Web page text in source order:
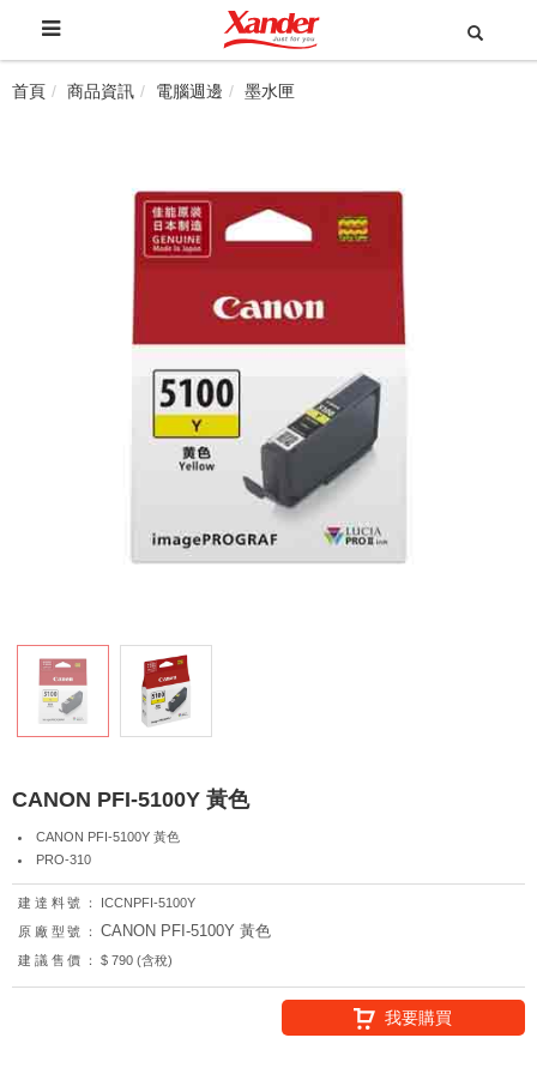
首頁 商品資訊 電腦週邊 墨水匣
CANON PFI-5100Y 黃色
CANON PFI-5100Y 黃色
PRO-310
建達料號：
ICCNPFI-5100Y
原廠型號：
CANON PFI-5100Y 黃色
建議售價： $ 790 (含稅)
我要購買